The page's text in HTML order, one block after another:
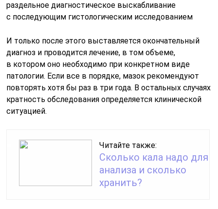
раздельное диагностическое выскабливание
с последующим гистологическим исследованием
И только после этого выставляется окончательный
диагноз и проводится лечение, в том объеме,
в котором оно необходимо при конкретном виде
патологии. Если все в порядке, мазок рекомендуют
повторять хотя бы раз в три года. В остальных случаях
кратность обследования определяется клинической
ситуацией.
Читайте также:
Сколько кала надо для
анализа и сколько
хранить?